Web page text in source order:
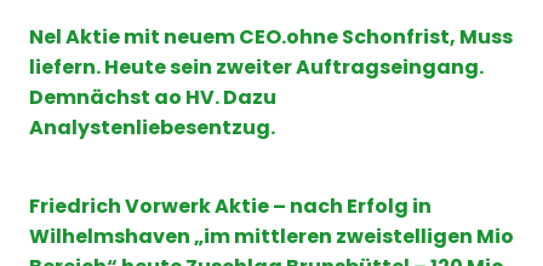
Nel Aktie mit neuem CEO.ohne Schonfrist, Muss
liefern. Heute sein zweiter Auftragseingang.
Demnächst ao HV. Dazu
Analystenliebesentzug.
Friedrich Vorwerk Aktie – nach Erfolg in
Wilhelmshaven „im mittleren zweistelligen Mio